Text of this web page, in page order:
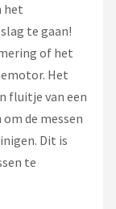
het
te gaan!
of het
Het
fluitje van een
de messen
Dit is
te